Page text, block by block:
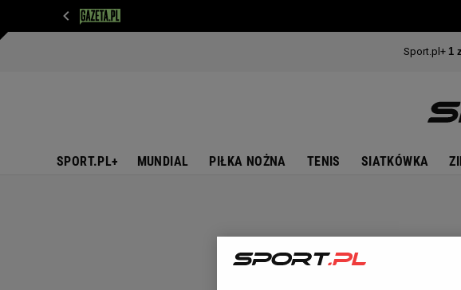
SPORT.PL+ MUNDIAL PIŁKA NOŻNA TENIS SIATKÓWKA